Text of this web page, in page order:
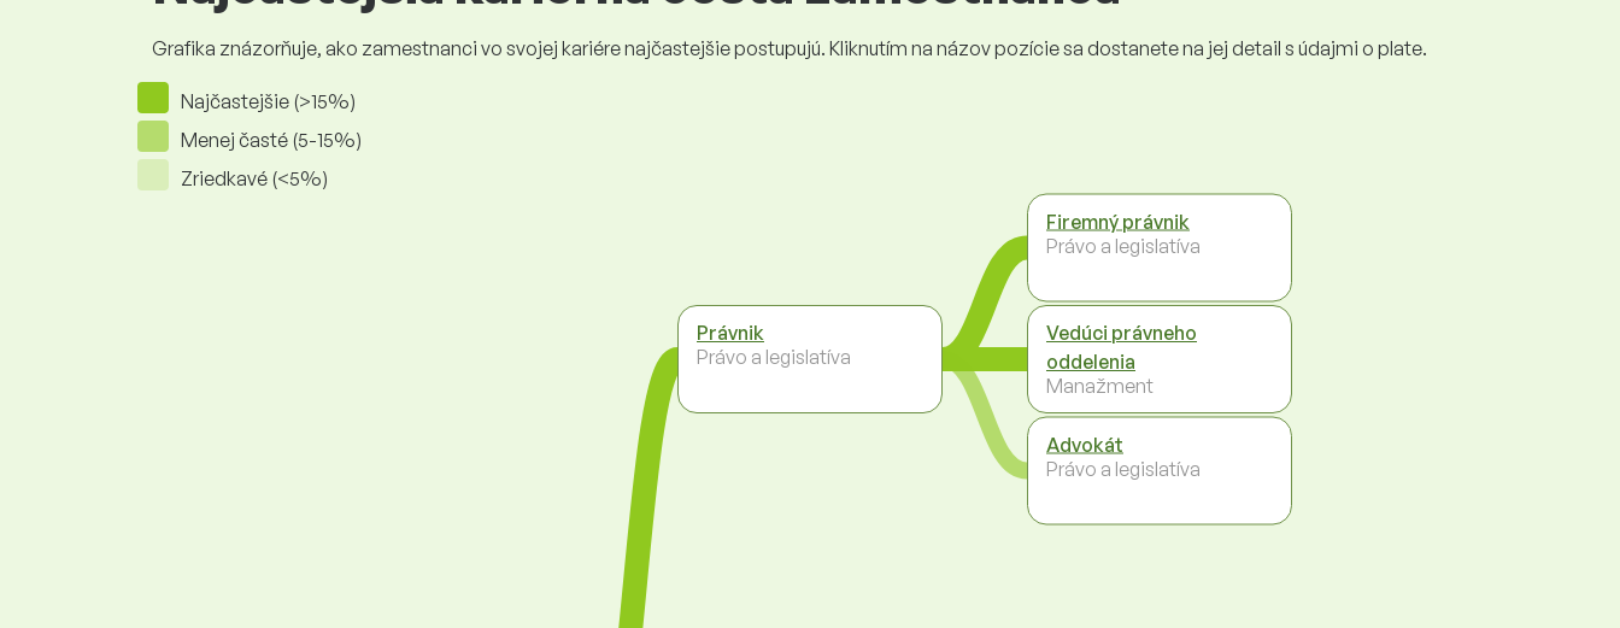
Grafika znázorňuje, ako zamestnanci vo svojej kariére najčastejšie postupujú. Kliknutím na názov pozície sa dostanete na jej detail s údajmi o plate.
Najčastejšie (>15%)
Menej časté (5-15%)
Zriedkavé (<5%)
Právnik
Právo a legislatíva
Firemný právnik
Právo a legislatíva
Vedúci právneho
oddelenia
Manažment
Advokát
Právo a legislatíva